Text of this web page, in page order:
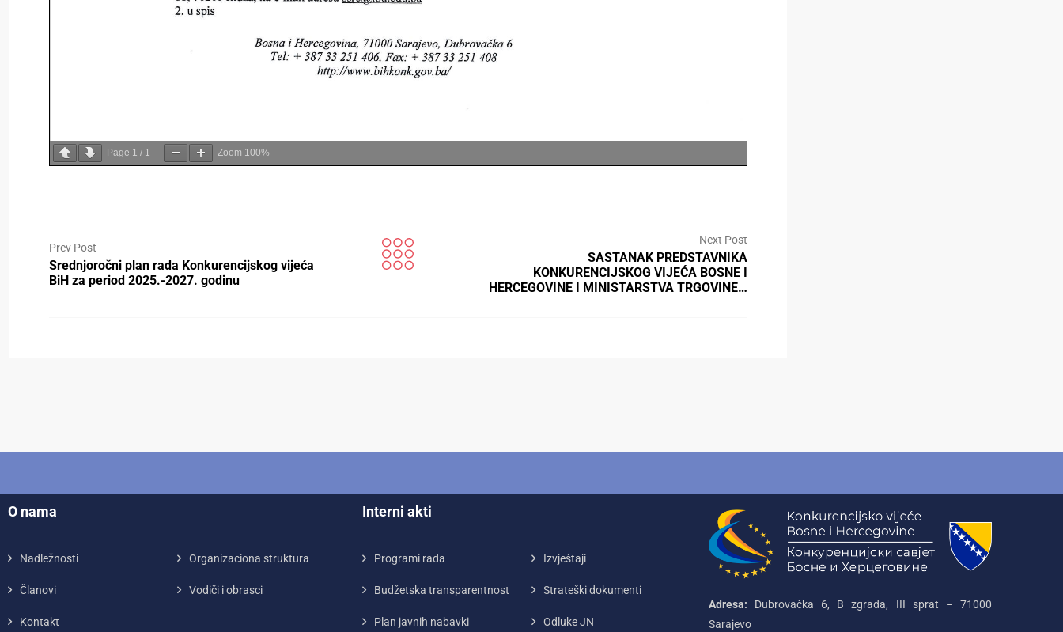
Page 1 / 1 Zoom 100%
Prev Post
Srednjoročni plan rada Konkurencijskog vijeća
BiH za period 2025.-2027. godinu
Next Post
SASTANAK PREDSTAVNIKA
KONKURENCIJSKOG VIJEĆA BOSNE I
HERCEGOVINE I MINISTARSTVA TRGOVINE…
O nama
Nadležnosti Organizaciona struktura
Članovi Vodiči i obrasci
Kontakt
Interni akti
Programi rada Izvještaji
Budžetska transparentnost Strateški dokumenti
Plan javnih nabavki Odluke JN
Adresa: Dubrovačka 6, B zgrada, III sprat – 71000‌
Sarajevo